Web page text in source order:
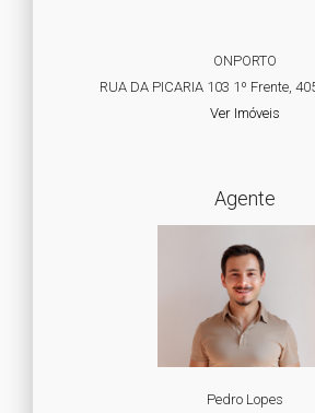
ONPORTO
RUA DA PICARIA 103 1º Frente,
Ver Imóveis
Agente
Pedro Lopes